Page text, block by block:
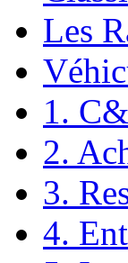
Les
1.
2.
3.
4.